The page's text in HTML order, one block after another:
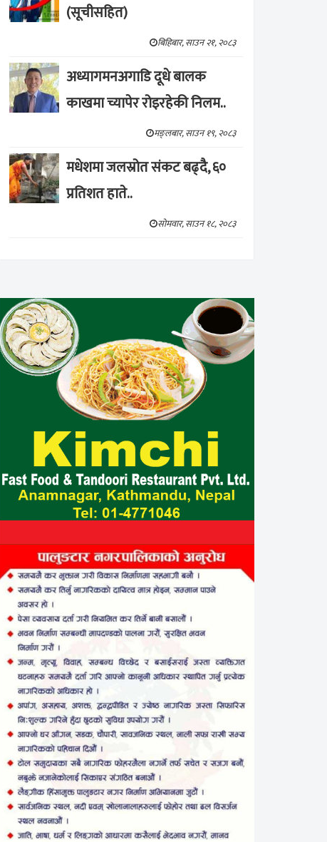
(सूचीसहित)
बिहिबार, साउन २१, २०८३
अध्यागमनअगाडि दूधे बालक
काखमा च्यापेर रोइरहेकी निलम..
मङ्लबार, साउन १९, २०८३
मधेशमा जलस्रोत संकट बढ्दै, ६०
प्रतिशत हाते..
सोमवार, साउन १८, २०८३